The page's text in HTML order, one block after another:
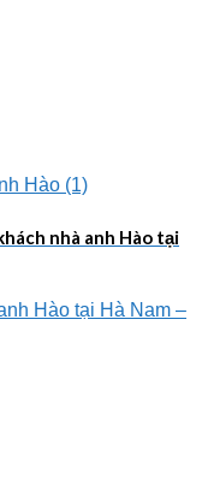
nhà anh Hào tại
Hào tại Hà Nam –